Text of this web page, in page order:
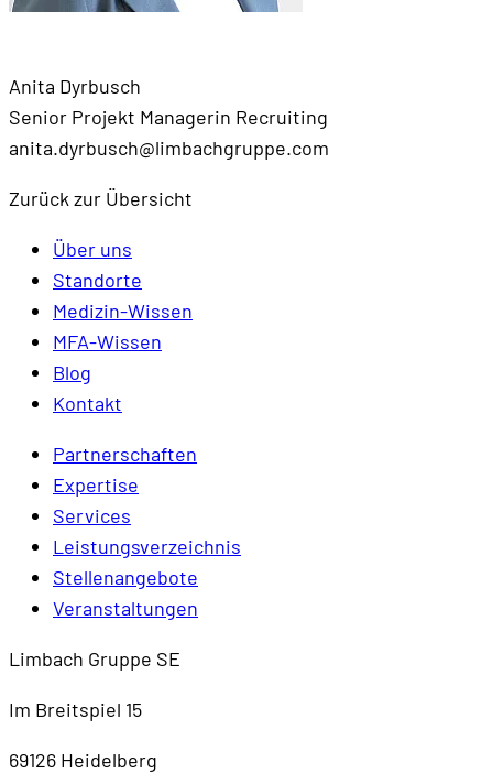
Anita Dyrbusch
Senior Projekt Managerin Recruiting
anita.dyrbusch@limbachgruppe.com
Zurück zur Übersicht
Über uns
Standorte
Medizin-Wissen
MFA-Wissen
Blog
Kontakt
Partnerschaften
Expertise
Services
Leistungsverzeichnis
Stellenangebote
Veranstaltungen
Limbach Gruppe SE
Im Breitspiel 15
69126 Heidelberg